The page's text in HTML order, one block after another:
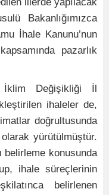
illerde yapılacak
Bakanlığımızca
İhale Kanunu’nun
pazarlık
Değişikliği İl
ihaleler de,
doğrultusunda
yürütülmüştür.
belirleme konusunda
ihale süreçlerinin
belirlenen